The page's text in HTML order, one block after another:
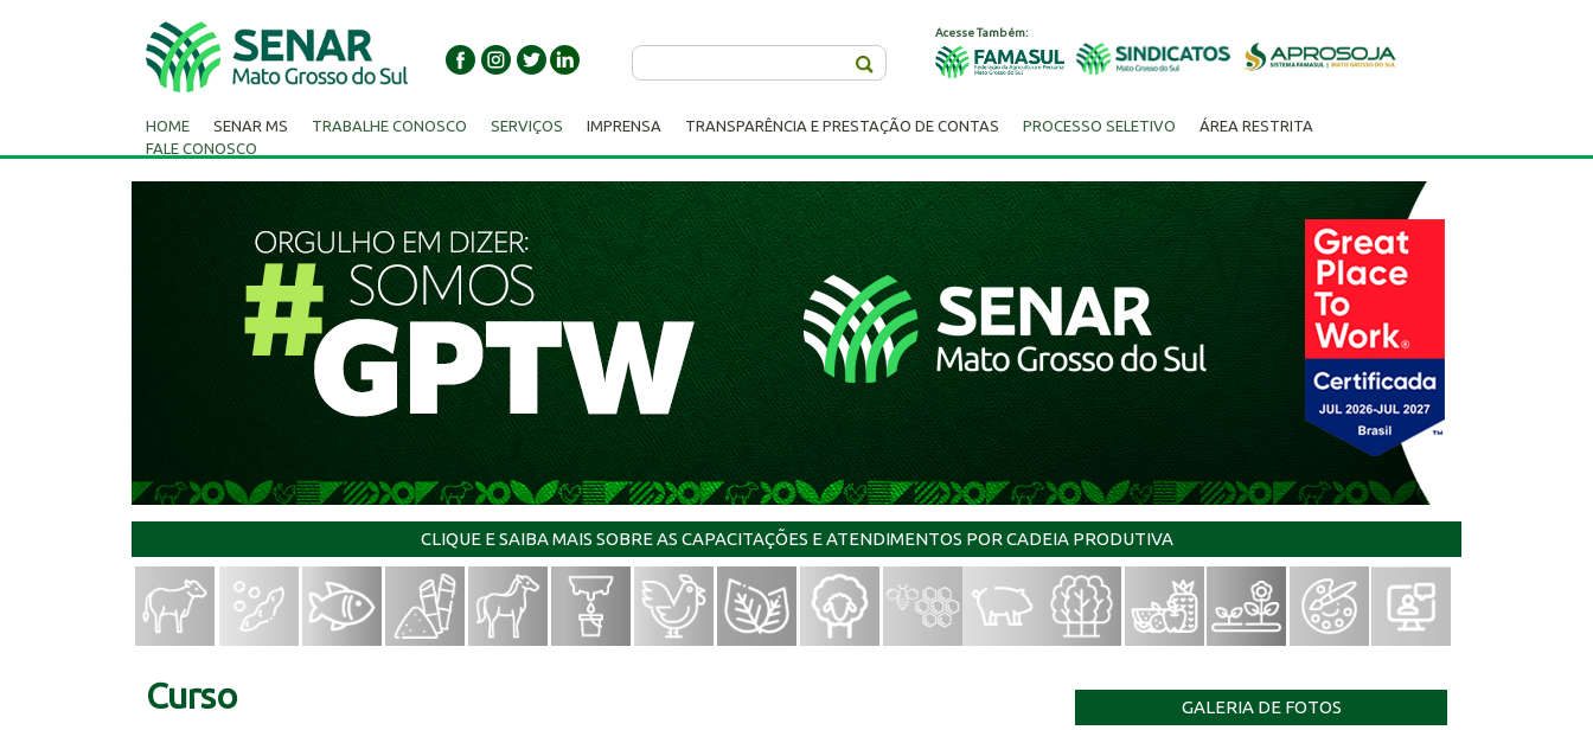
Acesse Também:
HOME SENAR MS TRABALHE CONOSCO SERVIÇOS IMPRENSA TRANSPARÊNCIA E PRESTAÇÃO DE CONTAS PROCESSO SELETIVO
ÁREA RESTRITA
FALE CONOSCO
CLIQUE E SAIBA MAIS SOBRE AS CAPACITAÇÕES E ATENDIMENTOS POR CADEIA PRODUTIVA
GALERIA DE FOTOS
Curso